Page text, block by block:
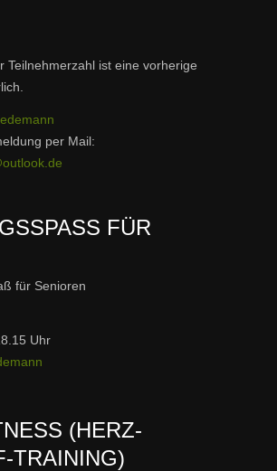
Teilnehmerzahl ist eine vorherige
per Mail:
FÜR S
für Senioren
Uhr
(HERZ-
TRAINING)